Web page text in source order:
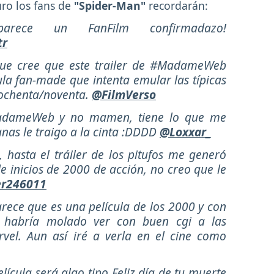
los fans de "Spider-Man" recordarán:
un FanFilm confirmadazo!
cree que este trailer de #MadameWeb
fan-made que intenta emular las típicas
noventa. @FilmVerso
y no mamen, tiene lo que me
le traigo a la cinta :DDDD @Loxxar_
el tráiler de los pitufos me generó
inicios de 2000 de acción, no creo que le
que es una película de los 2000 y con
habría molado ver con buen cgi a las
Aun así iré a verla en el cine como